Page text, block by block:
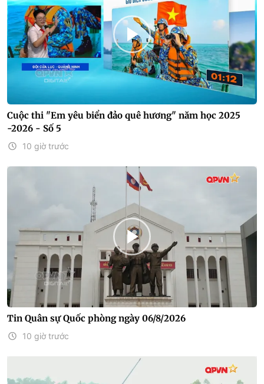
Cuộc thi "Em yêu biển đảo quê hương" năm học 2025
-2026 - Số 5
10 giờ trước
Tin Quân sự Quốc phòng ngày 06/8/2026
10 giờ trước